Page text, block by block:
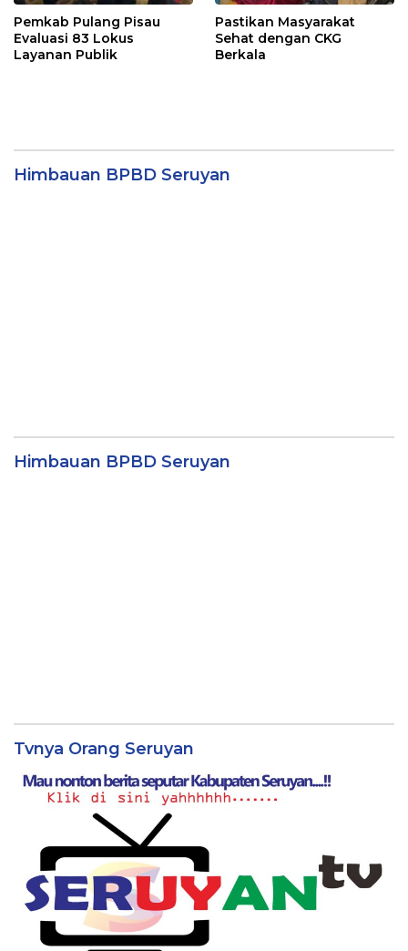
Pemkab Pulang Pisau
Evaluasi 83 Lokus
Layanan Publik
Pastikan Masyarakat
Sehat dengan CKG
Berkala
Himbauan BPBD Seruyan
Himbauan BPBD Seruyan